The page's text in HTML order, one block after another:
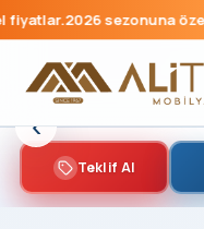
2026 sezonuna özel
‹
Teklif Al